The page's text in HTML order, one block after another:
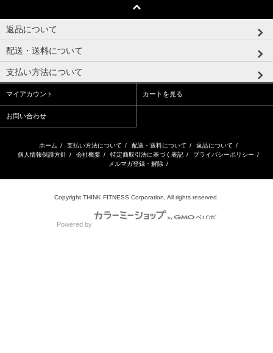
返品について
配送・送料について
支払い方法について
マイアカウント カートを見る
お問い合わせ
ホーム / 支払い方法について / 配送・送料について / 返品について /
個人情報保護方針 / 会社概要 / 特定商取引法に基づく表記 / プライバシーポリシー /
メルマガ登録・解除 /
Copyright THINK FITNESS Corporation, All rights reserved.
Powered by